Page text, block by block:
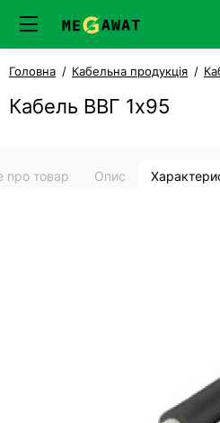
Головна Кабельна продукція
Кабель ВВГ 1х95
про товар Опис